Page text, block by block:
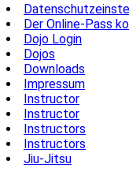
Der Online-Pass
Dojo Login
Dojos
Downloads
Impressum
Instructor
Instructor
Instructors
Instructors
Jiu-Jitsu